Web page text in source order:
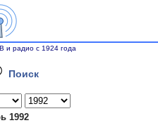
и радио с 1924 года
Поиск
1992